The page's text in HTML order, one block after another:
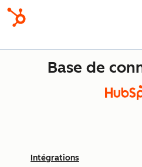
Base de
Intégrations